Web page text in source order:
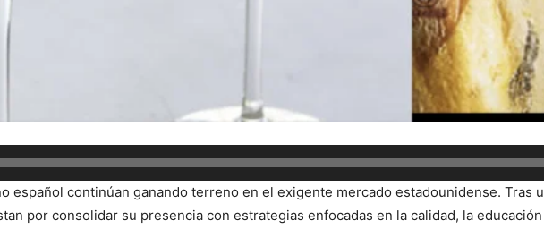
español continúan ganando terreno en el exigente mercado estadounidense. Tras
por consolidar su presencia con estrategias enfocadas en la calidad, la